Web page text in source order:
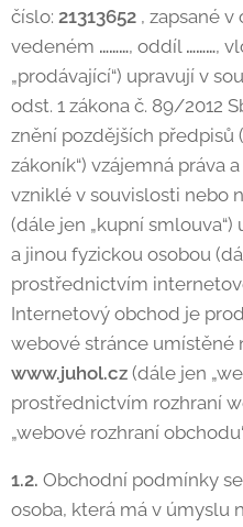
číslo: 21313652 , zapsané
vedeném ………, oddíl ………,
„prodávající“) upravují v
odst. 1 zákona č. 89/2012
znění pozdějších předpisů
zákoník“) vzájemná práva
vzniklé v souvislosti nebo
(dále jen „kupní
a jinou fyzickou osobou
prostřednictvím
Internetový obchod je
webové stránce umístěné
www.juhol.cz (dále jen
prostřednictvím rozhraní
„webové rozhraní
1.2. Obchodní podmínky
osoba, která má v úmyslu